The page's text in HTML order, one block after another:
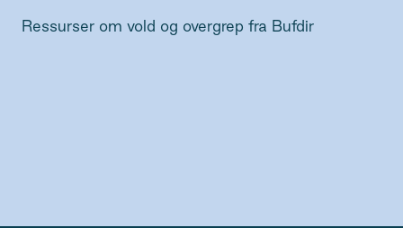
Ressurser om vold og overgrep fra Bufdir